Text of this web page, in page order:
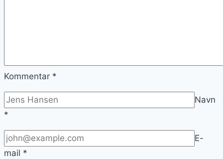
Kommentar *
Navn
*
E-
mail *